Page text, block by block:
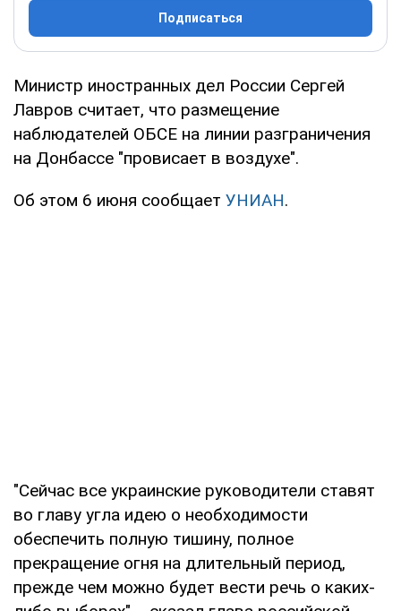
Подписаться
Министр иностранных дел России Сергей
Лавров считает, что размещение
наблюдателей ОБСЕ на линии разграничения
на Донбассе "провисает в воздухе".
Об этом 6 июня сообщает УНИАН.
"Сейчас все украинские руководители ставят
во главу угла идею о необходимости
обеспечить полную тишину, полное
прекращение огня на длительный период,
прежде чем можно будет вести речь о каких-